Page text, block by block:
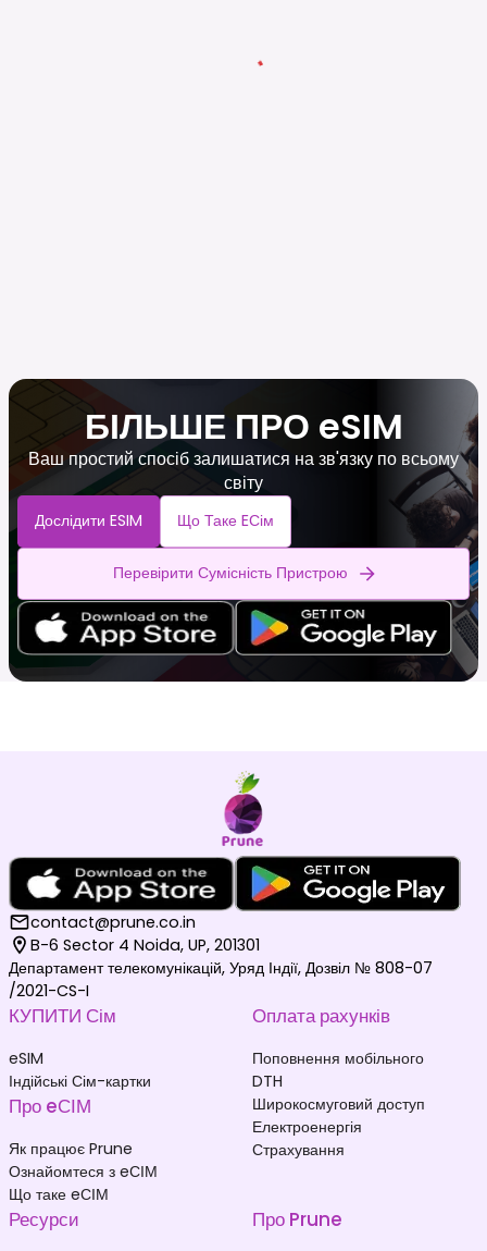
БІЛЬШЕ ПРО eSIM
Ваш простий спосіб залишатися на зв'язку по всьому
світу
Дослідити ESIM Що Таке EСім
Перевірити Сумісність Пристрою
contact@prune.co.in
B-6 Sector 4 Noida, UP, 201301
Департамент телекомунікацій, Уряд Індії, Дозвіл № 808-07
/2021-CS-I
КУПИТИ Сім
eSIM
Індійські Сім-картки
Про eСІМ
Як працює Prune
Ознайомтеся з eСІМ
Що таке eСІМ
Оплата рахунків
Поповнення мобільного
DTH
Широкосмуговий доступ
Електроенергія
Страхування
Ресурси Про Prune